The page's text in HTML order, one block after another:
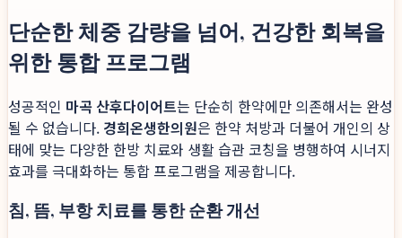
단순한 체중 감량을 넘어, 건강한 회복을
위한 통합 프로그램
성공적인 마곡 산후다이어트는 단순히 한약에만 의존해서는 완성
될 수 없습니다. 경희온생한의원은 한약 처방과 더불어 개인의 상
태에 맞는 다양한 한방 치료와 생활 습관 코칭을 병행하여 시너지
효과를 극대화하는 통합 프로그램을 제공합니다.
침, 뜸, 부항 치료를 통한 순환 개선